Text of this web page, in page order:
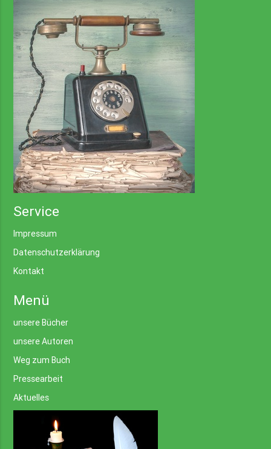
Service
Impressum
Datenschutzerklärung
Kontakt
Menü
unsere Bücher
unsere Autoren
Weg zum Buch
Pressearbeit
Aktuelles